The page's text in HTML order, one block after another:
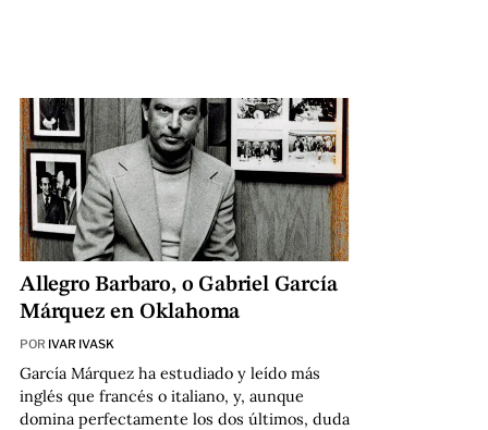
Allegro Barbaro, o Gabriel García
Márquez en Oklahoma
POR IVAR IVASK
García Márquez ha estudiado y leído más
inglés que francés o italiano, y, aunque
domina perfectamente los dos últimos, duda